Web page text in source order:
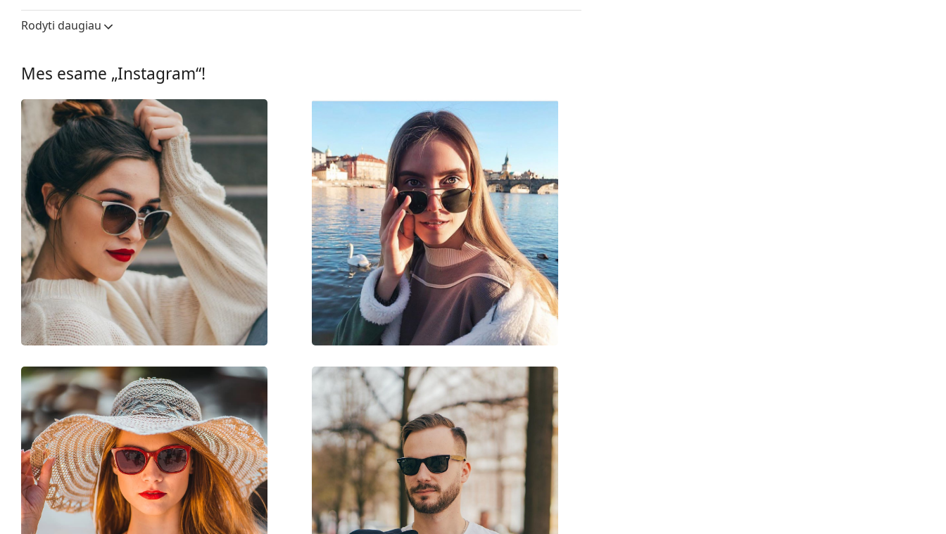
Lęšio plotis:
70 mm
Rėmelis
Rėmelio forma:
Stačiakampiai
Rėmelių spalva:
Rėmelių medžiaga:
Dydis:
M
Plotis:
130 mm
Kojelės ilgis:
121 mm
Nosies tiltelio plotis:
19 mm
Svoris:
170 g
Reguliuojamos nosies
pagalvėlės:
Ne
Spyruokliniai vyriai:
Ne
Dėklas:
Taip
Valymo šluostė:
Ne
Kita
Lytis:
Unisex
Kategorija:
Akiniai nuo saulės
Prekės ženklas:
Cébé
Naudojimas:
Sportui
Rodyti daugiau
Mes esame „Instagram“!